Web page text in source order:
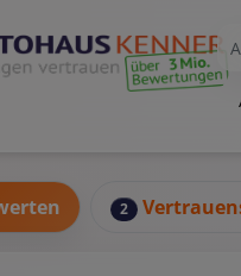
2